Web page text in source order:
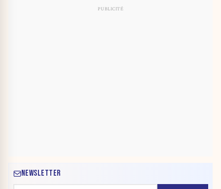
NEWSLETTER